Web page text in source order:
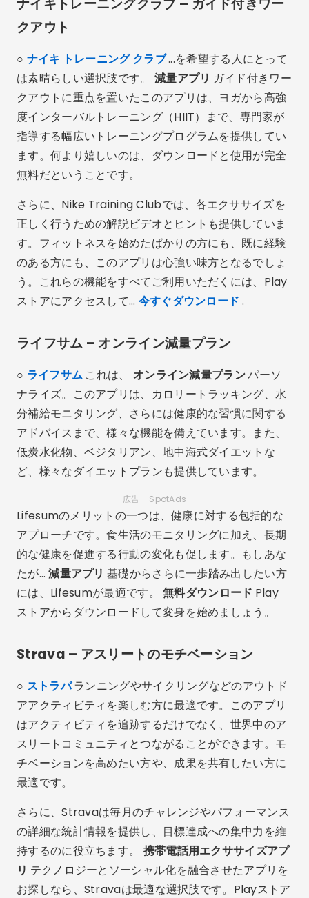
ナイキトレーニングクラブ – ガイド付きワー
クアウト
○ ナイキ トレーニング クラブ...を希望する人にとって
は素晴らしい選択肢です。 減量アプリ ガイド付きワー
クアウトに重点を置いたこのアプリは、ヨガから高強
度インターバルトレーニング（HIIT）まで、専門家が
指導する幅広いトレーニングプログラムを提供してい
ます。何より嬉しいのは、ダウンロードと使用が完全
無料だということです。
さらに、Nike Training Clubでは、各エクササイズを
正しく行うための解説ビデオとヒントも提供していま
す。フィットネスを始めたばかりの方にも、既に経験
のある方にも、このアプリは心強い味方となるでしょ
う。これらの機能をすべてご利用いただくには、Play
ストアにアクセスして… 今すぐダウンロード .
ライフサム – オンライン減量プラン
○ ライフサム これは、 オンライン減量プランパーソ
ナライズ。このアプリは、カロリートラッキング、水
分補給モニタリング、さらには健康的な習慣に関する
アドバイスまで、様々な機能を備えています。また、
低炭水化物、ベジタリアン、地中海式ダイエットな
ど、様々なダイエットプランも提供しています。
広告 - SpotAds
Lifesumのメリットの一つは、健康に対する包括的な
アプローチです。食生活のモニタリングに加え、長期
的な健康を促進する行動の変化も促します。もしあな
たが…減量アプリ基礎からさらに一歩踏み出したい方
には、Lifesumが最適です。無料ダウンロード Play
ストアからダウンロードして変身を始めましょう。
Strava – アスリートのモチベーション
○ ストラバランニングやサイクリングなどのアウトド
アアクティビティを楽しむ方に最適です。このアプリ
はアクティビティを追跡するだけでなく、世界中のア
スリートコミュニティとつながることができます。モ
チベーションを高めたい方や、成果を共有したい方に
最適です。
さらに、Stravaは毎月のチャレンジやパフォーマンス
の詳細な統計情報を提供し、目標達成への集中力を維
持するのに役立ちます。 携帯電話用エクササイズアプ
リ テクノロジーとソーシャル化を融合させたアプリを
お探しなら、Stravaは最適な選択肢です。Playストア